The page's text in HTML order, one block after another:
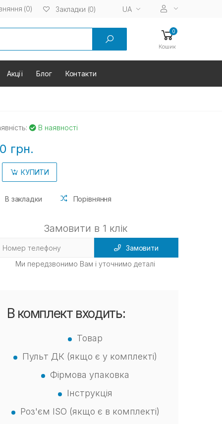
(0) Закладки (0) UA
0
Кошик
Акції Блог Контакти
В наявності
грн.
КУПИТИ
В закладки Порівняння
Замовити в 1 клік
Замовити
Ми передзвонимо Вам і уточнимо деталі
В комплект входить:
Товар
Пульт ДК (якщо є у комплекті)
Фірмова упаковка
Інструкція
Роз'єм ISO (якщо є в комплекті)